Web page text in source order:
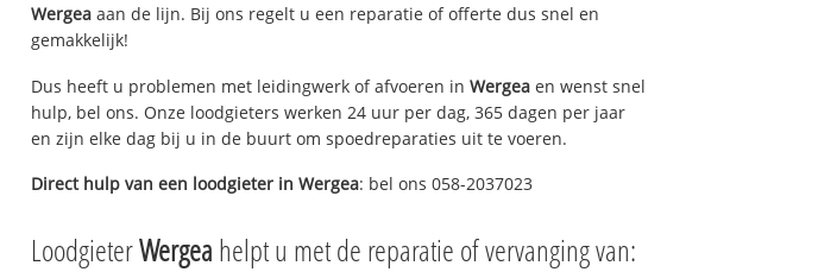
Wergea aan de lijn. Bij ons regelt u een reparatie of offerte dus snel en
gemakkelijk!
Dus heeft u problemen met leidingwerk of afvoeren in Wergea en wenst snel
hulp, bel ons. Onze loodgieters werken 24 uur per dag, 365 dagen per jaar
en zijn elke dag bij u in de buurt om spoedreparaties uit te voeren.
Direct hulp van een loodgieter in Wergea: bel ons 058-2037023
LoodgieterWergea helpt u met de reparatie of vervanging van: